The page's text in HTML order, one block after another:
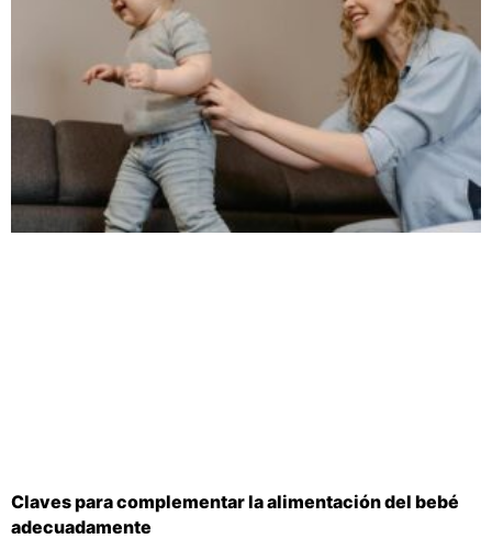
Claves para complementar la alimentación del bebé
adecuadamente